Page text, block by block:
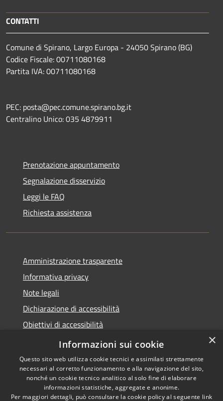
CONTATTI
Comune di Spirano, Largo Europa - 24050 Spirano (BG)
Codice Fiscale: 00711080168
Partita IVA: 00711080168
PEC: posta@pec.comune.spirano.bg.it
Centralino Unico: 035 4879911
Prenotazione appuntamento
Segnalazione disservizio
Leggi le FAQ
Richiesta assistenza
Amministrazione trasparente
Informativa privacy
Note legali
Dichiarazione di accessibilità
Obiettivi di accessibilità
Whistleblowing
Copyright © 2026 • Comune di
×
Informazioni sui cookie
Questo sito web utilizza cookie tecnici e assimilati strettamente
necessari al corretto funzionamento e alla navigazione del sito,
nonché un cookie tecnico analitico al solo fine di elaborare
informazioni statistiche, aggregate e anonime.
Per maggiori dettagli, può consultare la cookie policy al seguente link